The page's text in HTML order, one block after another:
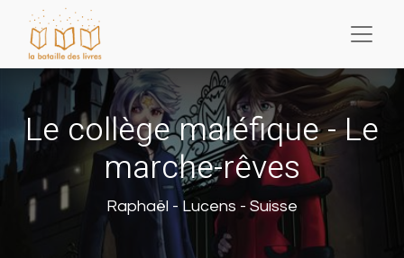
Le collège maléfique - Le
marche-rêves
Raphaël - Lucens - Suisse